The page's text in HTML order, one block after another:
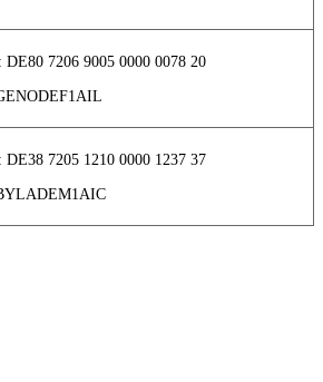
7206 9005 0000 0078 20
7205 1210 0000 1237 37